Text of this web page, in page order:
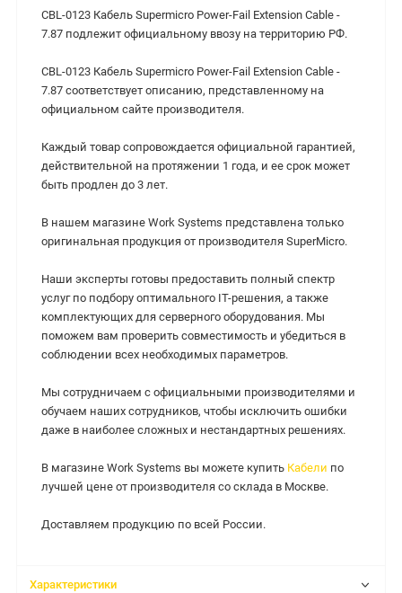
CBL-0123 Кабель Supermicro Power-Fail Extension Cable -
7.87 подлежит официальному ввозу на территорию РФ.
CBL-0123 Кабель Supermicro Power-Fail Extension Cable -
7.87 соответствует описанию, представленному на
официальном сайте производителя.
Каждый товар сопровождается официальной гарантией,
действительной на протяжении 1 года, и ее срок может
быть продлен до 3 лет.
В нашем магазине Work Systems представлена только
оригинальная продукция от производителя SuperMicro.
Наши эксперты готовы предоставить полный спектр
услуг по подбору оптимального IT-решения, а также
комплектующих для серверного оборудования. Мы
поможем вам проверить совместимость и убедиться в
соблюдении всех необходимых параметров.
Мы сотрудничаем с официальными производителями и
обучаем наших сотрудников, чтобы исключить ошибки
даже в наиболее сложных и нестандартных решениях.
В магазине Work Systems вы можете купить Кабели по
лучшей цене от производителя со склада в Москве.
Доставляем продукцию по всей России.
Характеристики